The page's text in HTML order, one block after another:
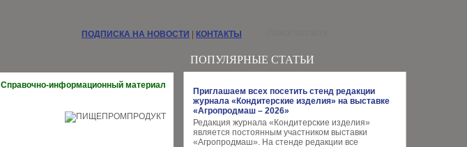
ПОПУЛЯРНЫЕ СТАТЬИ
Приглашаем всех посетить стенд редакции
журнала «Кондитерские изделия» на выставке
«Агропродмаш – 2026»
Редакция журнала «Кондитерские изделия»
является постоянным участником выставки
«Агропродмаш». На стенде редакции все
ПОДПИСКА НА НОВОСТИ КОНТАКТЫ
Справочно-информационный материал